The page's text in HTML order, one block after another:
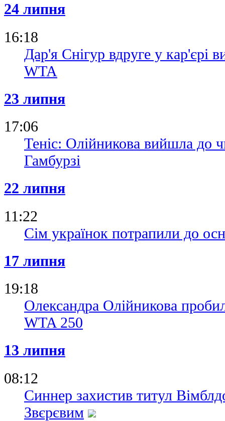
24 липня
16:18
Дар'я Снігур вдруге у кар'єрі
WTA
23 липня
17:06
Теніс: Олійникова вийшла до
Гамбурзі
22 липня
11:22
Сім українок потрапили до
17 липня
19:18
Олександра Олійникова
WTA 250
13 липня
08:12
Синнер захистив титул
Звєрєвим